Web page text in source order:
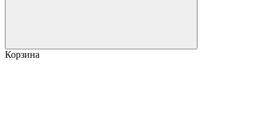
Корзина